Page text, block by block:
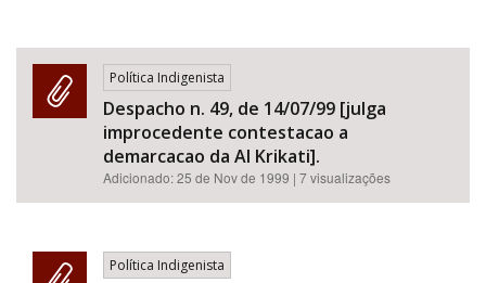
Política Indigenista
Despacho n. 49, de 14/07/99 [julga
improcedente contestacao a
demarcacao da AI Krikati].
Adicionado:25 de Nov de 1999 | 7 visualizações
Política Indigenista